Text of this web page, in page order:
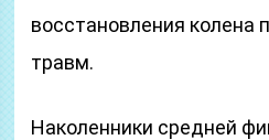
восстановления колена
травм.
Наколенники средней